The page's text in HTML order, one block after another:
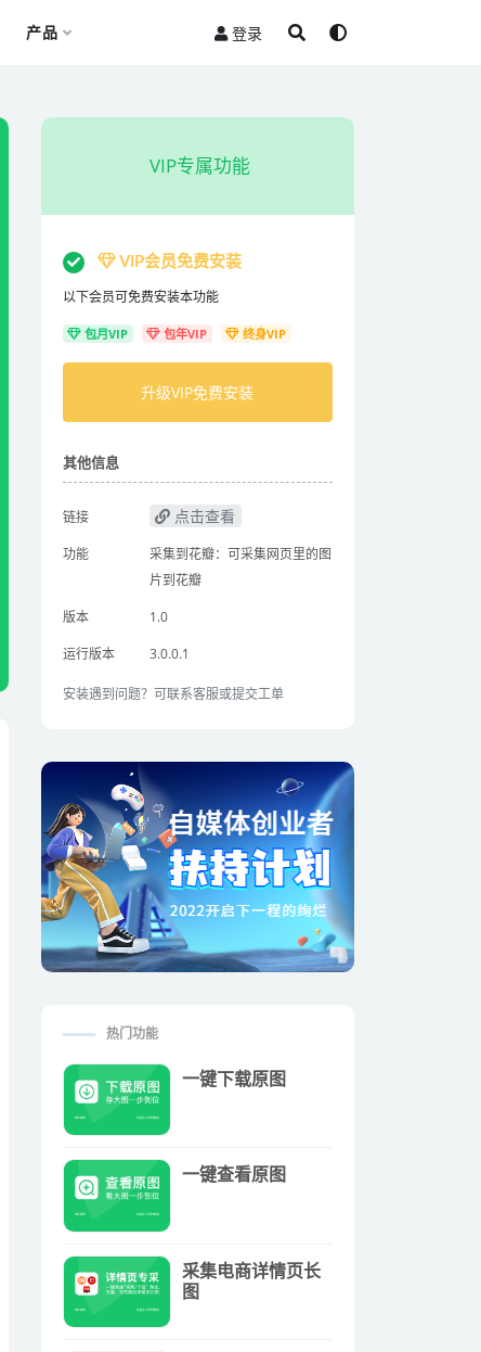
产品 登录
VIP专属功能
VIP会员免费安装
以下会员可免费安装本功能
包月VIP 包年VIP 终身VIP
升级VIP免费安装
其他信息
链接 点击查看
功能
采集到花瓣：可采集网页里的图
片到花瓣
版本
1.0
运行版本
3.0.0.1
安装遇到问题？可联系客服或提交工单
热门功能
一键下载原图
一键查看原图
采集电商详情页长
图